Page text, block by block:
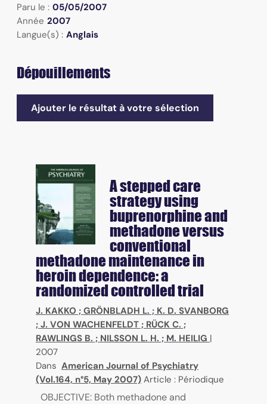
Paru le : 05/05/2007
Année 2007
Langue(s) : Anglais
Dépouillements
Ajouter le résultat à votre sélection
A stepped care
strategy using
buprenorphine and
methadone versus
conventional
methadone maintenance in
heroin dependence: a
randomized controlled trial
J. KAKKO ; GRÖNBLADH L. ; K. D. SVANBORG
; J. VON WACHENFELDT ; RÜCK C. ;
RAWLINGS B. ; NILSSON L. H. ; M. HEILIG |
2007
Dans American Journal of Psychiatry
(Vol.164, n°5, May 2007) Article : Périodique
OBJECTIVE: Both methadone and